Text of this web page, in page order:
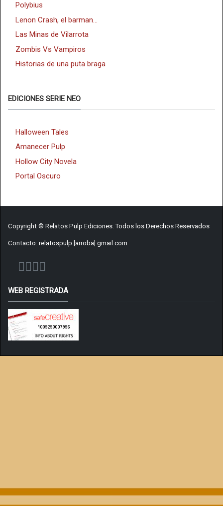
Polybius
Lenon Crash, el barman...
Las Minas de Vilarrota
Zombis Vs Vampiros
Historias de una puta braga
EDICIONES SERIE NEO
Halloween Tales
Amanecer Pulp
Hollow City Novela
Portal Oscuro
Copyright © Relatos Pulp Ediciones. Todos los Derechos Reservados
Contacto: relatospulp [arroba] gmail.com
WEB REGISTRADA